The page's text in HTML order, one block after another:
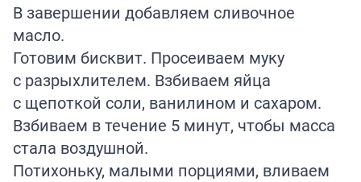
В завершении добавляем сливочное
масло.
Готовим бисквит. Просеиваем муку
с разрыхлителем. Взбиваем яйца
с щепоткой соли, ванилином и сахаром.
Взбиваем в течение 5 минут, чтобы масса
стала воздушной.
Потихоньку, малыми порциями, вливаем